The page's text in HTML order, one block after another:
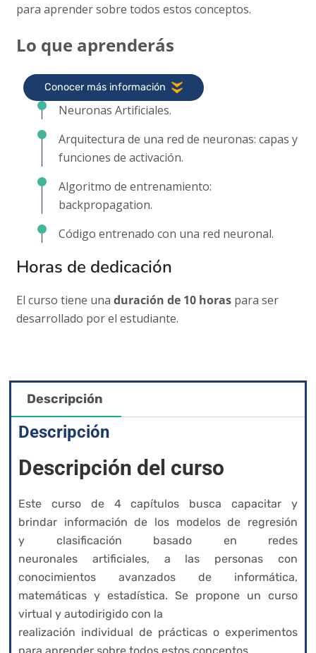
para aprender sobre todos estos conceptos.
Lo que aprenderás
Conocer más información
Neuronas Artificiales.
Arquitectura de una red de neuronas: capas y
funciones de activación.
Algoritmo de entrenamiento:
backpropagation.
Código entrenado con una red neuronal.
Horas de dedicación
El curso tiene una duración de 10 horas para ser
desarrollado por el estudiante.
Descripción
Descripción
Descripción del curso
Este curso de 4 capítulos busca capacitar y
brindar información de los modelos de regresión
y clasificación basado en redes
neuronales artificiales, a las personas con
conocimientos avanzados de informática,
matemáticas y estadística. Se propone un curso
virtual y autodirigido con la
realización individual de prácticas o experimentos
para aprender sobre todos estos conceptos.